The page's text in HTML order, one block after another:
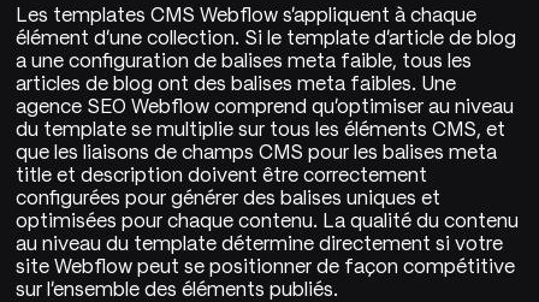
Les templates CMS Webflow s'appliquent à chaque
élément d'une collection. Si le template d'article de blog
a une configuration de balises meta faible, tous les
articles de blog ont des balises meta faibles. Une
agence SEO Webflow comprend qu'optimiser au niveau
du template se multiplie sur tous les éléments CMS, et
que les liaisons de champs CMS pour les balises meta
title et description doivent être correctement
configurées pour générer des balises uniques et
optimisées pour chaque contenu. La qualité du contenu
au niveau du template détermine directement si votre
site Webflow peut se positionner de façon compétitive
sur l'ensemble des éléments publiés.